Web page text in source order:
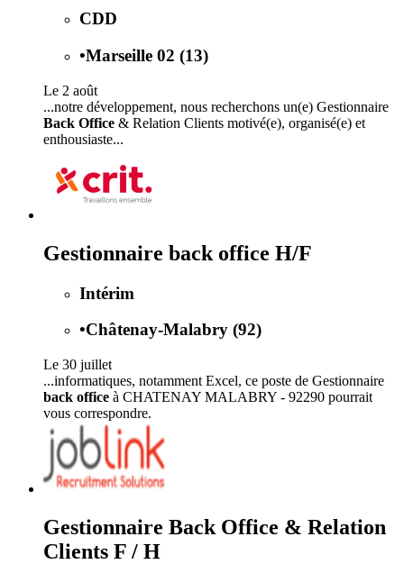
CDD
•Marseille 02 (13)
Le 2 août
...notre développement, nous recherchons un(e) Gestionnaire
Back Office & Relation Clients motivé(e), organisé(e) et
enthousiaste...
Gestionnaire back office H/F
Intérim
•Châtenay-Malabry (92)
Le 30 juillet
...informatiques, notamment Excel, ce poste de Gestionnaire
back office à CHATENAY MALABRY - 92290 pourrait
vous correspondre.
Gestionnaire Back Office & Relation
Clients F / H